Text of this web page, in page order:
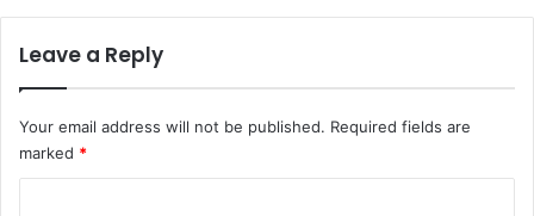
Leave a Reply
Your email address will not be published. Required fields are
marked *